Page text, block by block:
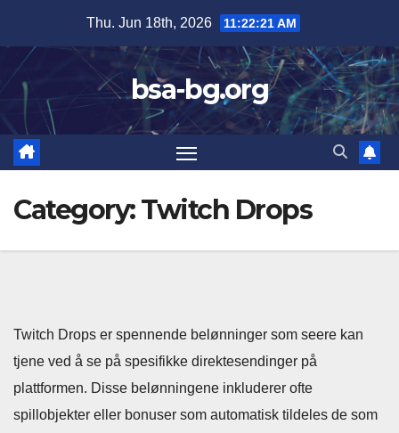
content
Thu. Jun 18th, 2026 11:22:22 AM
bsa-bg.org
Category:Twitch Drops
Twitch Drops er spennende belønninger som seere kan
tjene ved å se på spesifikke direktesendinger på
plattformen. Disse belønningene inkluderer ofte
spillobjekter eller bonuser som automatisk tildeles de som